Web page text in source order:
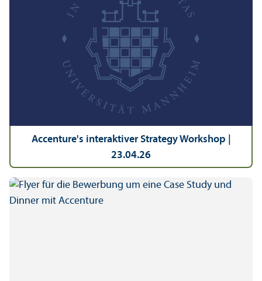
Accenture's interaktiver Strategy Workshop |
23.04.26